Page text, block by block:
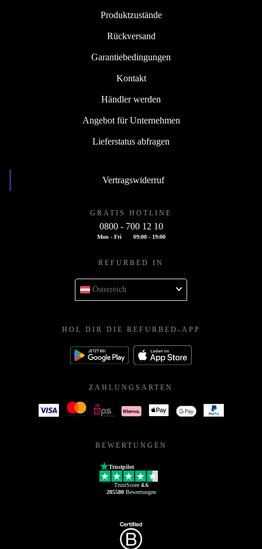
Produktzustände
Rückversand
Garantiebedingungen
Kontakt
Händler werden
Angebot für Unternehmen
Lieferstatus abfragen
Vertragswiderruf
GRATIS HOTLINE
0800 - 700 12 10
Mon - Fri 09:00 - 19:00
REFURBED IN
Österreich
HOL DIR DIE REFURBED-APP
ZAHLUNGSARTEN
BEWERTUNGEN
Trustpilot
TrustScore 4.6
205580Bewertungen